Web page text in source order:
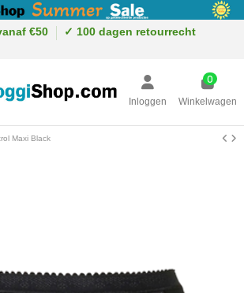
€50
✓ 100 dagen retourrecht
Inloggen
0
Winkelwagen
Maxi Black